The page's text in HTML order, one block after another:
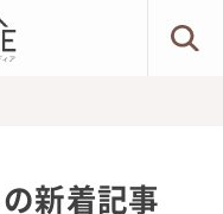
の新着記事